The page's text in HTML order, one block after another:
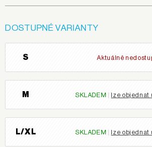
DOSTUPNÉ VARIANTY
S Aktuálně
M SKLADEM lze objednat
L/XL SKLADEM lze objednat